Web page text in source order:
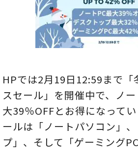
HPでは2月19日12:59まで「
スセール」を開催中で、ノ
大39％OFFとお得になって
ールは「ノートパソコン」
プ」、そして「ゲーミング